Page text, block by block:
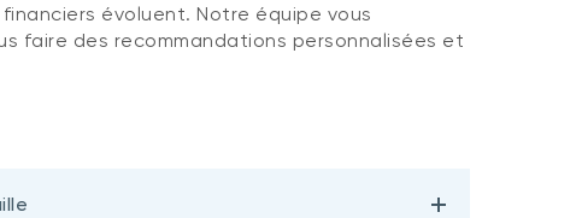
évoluent. Notre équipe vous
faire des recommandations personnalisées et